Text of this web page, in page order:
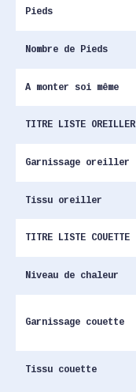
Pieds
Nombre de Pieds
A monter soi même
TITRE LISTE OREILLER
Garnissage oreiller
Tissu oreiller
TITRE LISTE COUETTE
Niveau de chaleur
Garnissage couette
Tissu couette